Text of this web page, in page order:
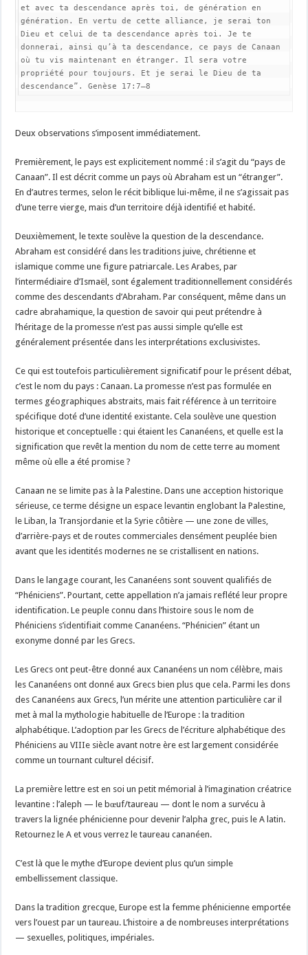
et avec ta descendance après toi, de génération en
génération. En vertu de cette alliance, je serai ton
Dieu et celui de ta descendance après toi. Je te
donnerai, ainsi qu’à ta descendance, ce pays de Canaan
où tu vis maintenant en étranger. Il sera votre
propriété pour toujours. Et je serai le Dieu de ta
descendance”. Genèse 17:7–8
Deux observations s’imposent immédiatement.
Premièrement, le pays est explicitement nommé : il s’agit du “pays de
Canaan”. Il est décrit comme un pays où Abraham est un “étranger”.
En d’autres termes, selon le récit biblique lui-même, il ne s’agissait pas
d’une terre vierge, mais d’un territoire déjà identifié et habité.
Deuxièmement, le texte soulève la question de la descendance.
Abraham est considéré dans les traditions juive, chrétienne et
islamique comme une figure patriarcale. Les Arabes, par
l’intermédiaire d’Ismaël, sont également traditionnellement considérés
comme des descendants d’Abraham. Par conséquent, même dans un
cadre abrahamique, la question de savoir qui peut prétendre à
l’héritage de la promesse n’est pas aussi simple qu’elle est
généralement présentée dans les interprétations exclusivistes.
Ce qui est toutefois particulièrement significatif pour le présent débat,
c’est le nom du pays : Canaan. La promesse n’est pas formulée en
termes géographiques abstraits, mais fait référence à un territoire
spécifique doté d’une identité existante. Cela soulève une question
historique et conceptuelle : qui étaient les Cananéens, et quelle est la
signification que revêt la mention du nom de cette terre au moment
même où elle a été promise ?
Canaan ne se limite pas à la Palestine. Dans une acception historique
sérieuse, ce terme désigne un espace levantin englobant la Palestine,
le Liban, la Transjordanie et la Syrie côtière — une zone de villes,
d’arrière-pays et de routes commerciales densément peuplée bien
avant que les identités modernes ne se cristallisent en nations.
Dans le langage courant, les Cananéens sont souvent qualifiés de
“Phéniciens”. Pourtant, cette appellation n’a jamais reflété leur propre
identification. Le peuple connu dans l’histoire sous le nom de
Phéniciens s’identifiait comme Cananéens. “Phénicien” étant un
exonyme donné par les Grecs.
Les Grecs ont peut-être donné aux Cananéens un nom célèbre, mais
les Cananéens ont donné aux Grecs bien plus que cela. Parmi les dons
des Cananéens aux Grecs, l’un mérite une attention particulière car il
met à mal la mythologie habituelle de l’Europe : la tradition
alphabétique. L’adoption par les Grecs de l’écriture alphabétique des
Phéniciens au VIIIe siècle avant notre ère est largement considérée
comme un tournant culturel décisif.
La première lettre est en soi un petit mémorial à l’imagination créatrice
levantine : l’aleph — le bœuf/taureau — dont le nom a survécu à
travers la lignée phénicienne pour devenir l’alpha grec, puis le A latin.
Retournez le A et vous verrez le taureau cananéen.
C’est là que le mythe d’Europe devient plus qu’un simple
embellissement classique.
Dans la tradition grecque, Europe est la femme phénicienne emportée
vers l’ouest par un taureau. L’histoire a de nombreuses interprétations
— sexuelles, politiques, impériales.